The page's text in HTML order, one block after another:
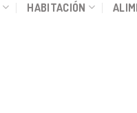
HABITACIÓN